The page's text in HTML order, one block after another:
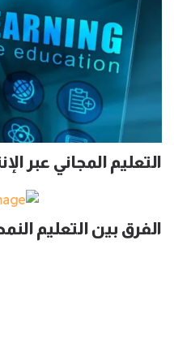
التعليم المجاني عبر
الفرق بين التعليم